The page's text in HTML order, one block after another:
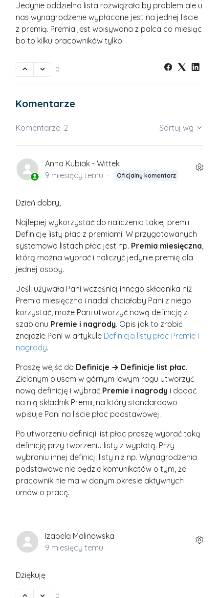
Jedynie oddzielna lista rozwiązała by problem ale u
nas wynagrodzenie wypłacane jest na jednej liście
z premią. Premia jest wpisywana z palca co miesiąc
bo to kilku pracowników tylko.
0
Komentarze
Komentarze: 2 Sortuj wg
Anna Kubiak - Wittek
9 miesięcy temu
Oficjalny komentarz
Dzień dobry,
Najlepiej wykorzystać do naliczenia takiej premii
Definicję listy płac z premiami. W przygotowanych
systemowo listach płac jest np. Premia miesięczna,
którą można wybrać i naliczyć jedynie premię dla
jednej osoby.
Jeśli używała Pani wcześniej innego składnika niż
Premia miesięczna i nadal chciałaby Pani z niego
korzystać, może Pani utworzyć nową definicję z
szablonu Premie i nagrody. Opis jak to zrobić
znajdzie Pani w artykule Definicja listy płac Premie i
nagrody.
Proszę wejść do Definicje → Definicje list płac.
Zielonym plusem w górnym lewym rogu utworzyć
nową definicję i wybrać Premie i nagrody i dodać
na nią składnik Premii, na który standardowo
wpisuje Pani na liście płac podstawowej.
Po utworzeniu definicji list płac proszę wybrać taką
definicję przy tworzeniu listy z wypłatą. Przy
wybraniu innej definicji listy niż np. Wynagrodzenia
podstawowe nie będzie komunikatów o tym, że
pracownik nie ma w danym okresie aktywnych
umów o pracę.
Izabela Malinowska
9 miesięcy temu
Dziękuję
0